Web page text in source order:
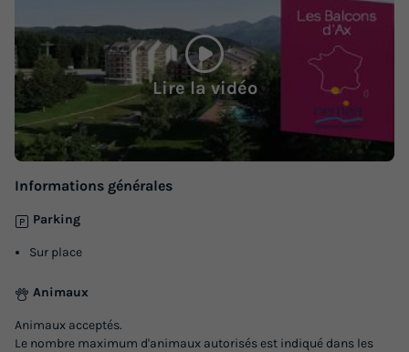
Lire la vidéo
Informations générales
Parking
Sur place
Animaux
Animaux acceptés.
Le nombre maximum d'animaux autorisés est indiqué dans les